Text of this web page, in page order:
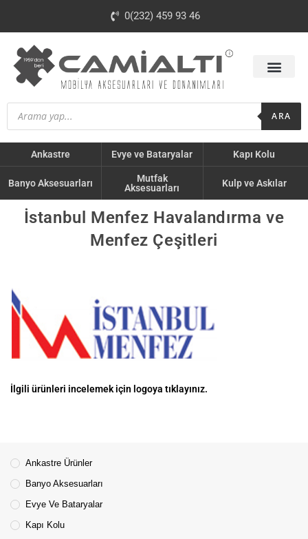
0(232) 459 93 46
ARA
Ankastre Evye ve Bataryalar Kapı Kolu
Banyo Aksesuarları
Mutfak
Aksesuarları
Kulp ve Askılar
Ankastre Ürünler
Banyo Aksesuarları
Evye Ve Bataryalar
Kapı Kolu
İstanbul Menfez Havalandırma ve
Menfez Çeşitleri
İlgili ürünleri incelemek için logoya tıklayınız.